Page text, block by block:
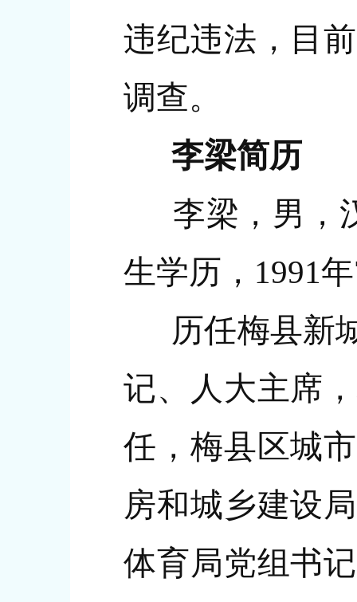
违纪违法，目
调查。
李梁简历
李梁，男，
生学历，1991
历任梅县新
记、人大主席
任，梅县区城
房和城乡建设
体育局党组书